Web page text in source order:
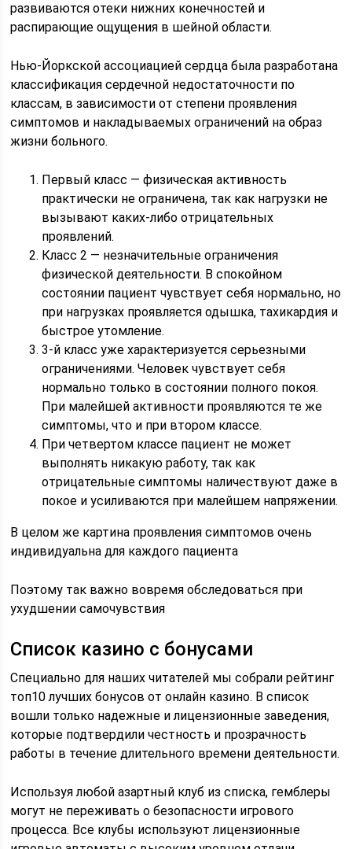
развиваются отеки нижних конечностей и
распирающие ощущения в шейной области.
Нью-Йоркской ассоциацией сердца была разработана
классификация сердечной недостаточности по
классам, в зависимости от степени проявления
симптомов и накладываемых ограничений на образ
жизни больного.
Первый класс — физическая активность
практически не ограничена, так как нагрузки не
вызывают каких-либо отрицательных
проявлений.
Класс 2 — незначительные ограничения
физической деятельности. В спокойном
состоянии пациент чувствует себя нормально, но
при нагрузках проявляется одышка, тахикардия и
быстрое утомление.
3-й класс уже характеризуется серьезными
ограничениями. Человек чувствует себя
нормально только в состоянии полного покоя.
При малейшей активности проявляются те же
симптомы, что и при втором классе.
При четвертом классе пациент не может
выполнять никакую работу, так как
отрицательные симптомы наличествуют даже в
покое и усиливаются при малейшем напряжении.
В целом же картина проявления симптомов очень
индивидуальна для каждого пациента
Поэтому так важно вовремя обследоваться при
ухудшении самочувствия
Список казино с бонусами
Специально для наших читателей мы собрали рейтинг
топ10 лучших бонусов от онлайн казино. В список
вошли только надежные и лицензионные заведения,
которые подтвердили честность и прозрачность
работы в течение длительного времени деятельности.
Используя любой азартный клуб из списка, гемблеры
могут не переживать о безопасности игрового
процесса. Все клубы используют лицензионные